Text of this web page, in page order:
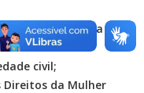
contra a
civil;
Direitos da Mulher